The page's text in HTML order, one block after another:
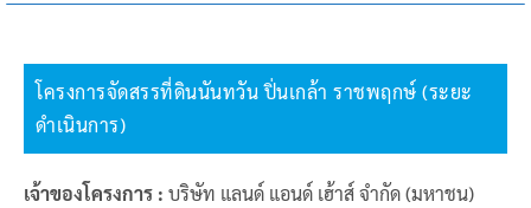
โครงการจัดสรรที่ดินนันทวัน ปิ่นเกล้า ราชพฤกษ์ (ระยะ
ดำเนินการ)
เจ้าของโครงการ : บริษัท แลนด์ แอนด์ เฮ้าส์ จำกัด (มหาชน)